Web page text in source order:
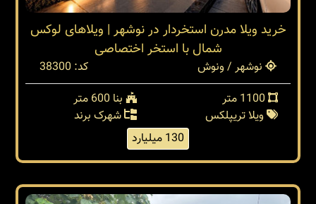
خرید ویلا مدرن استخردار در نوشهر | ویلاهای لوکس
شمال با استخر اختصاصی
نوشهر / ونوش
کد: 38300
بنا 600 متر
ویلا تریپلکس
شهرک برند
130 میلیارد